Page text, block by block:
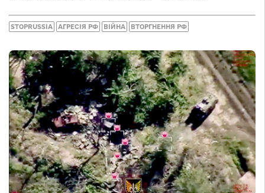
STOPRUSSIA АГРЕСІЯ РФ ВІЙНА ВТОРГНЕННЯ РФ